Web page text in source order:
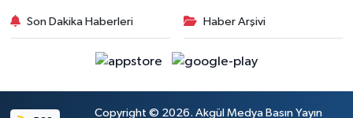
Son Dakika Haberleri Haber Arşivi
Copyright © 2026. Akgül Medya Basın Yayın